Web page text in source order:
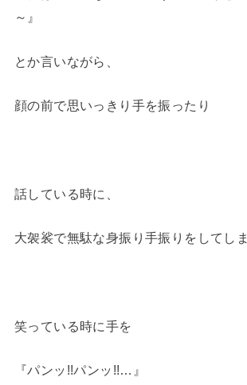
～』
とか言いながら、
顔の前で思いっきり手を振ったり
話している時に、
大袈裟で無駄な身振り手振りをしてし
笑っている時に手を
『パンッ!!パンッ!!…』